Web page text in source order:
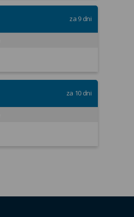
za 9 dni
za 10 dni